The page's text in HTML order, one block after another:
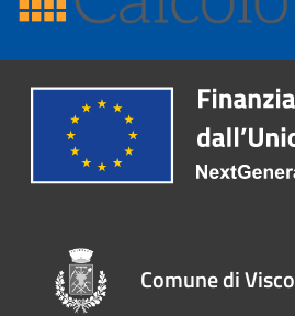
Comune di Visco